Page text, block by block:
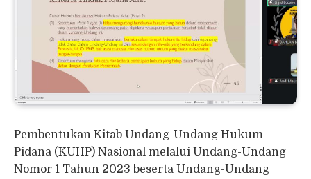
Pembentukan Kitab Undang-Undang Hukum
Pidana (KUHP) Nasional melalui Undang-Undang
Nomor 1 Tahun 2023 beserta Undang-Undang